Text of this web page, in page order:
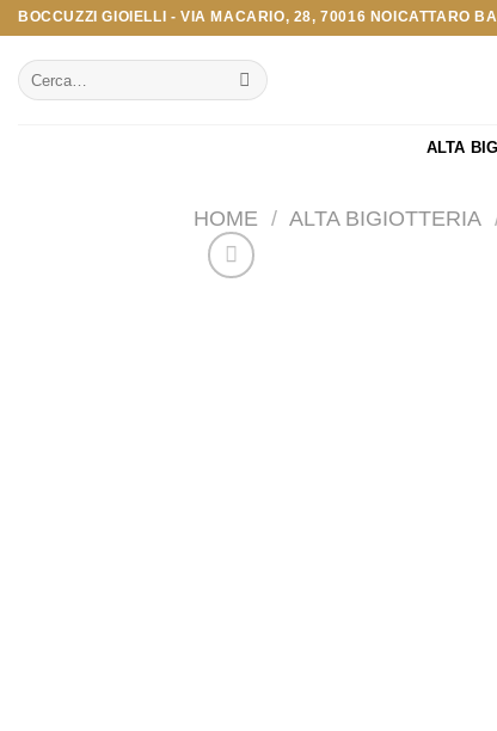
Salta
contenuti
BOCCUZZI GIOIELLI - VIA MACARIO, 28, 70016 NOICATTARO BA
Cerca:
ALTA
HOME / ALTA BIGIOTTERIA